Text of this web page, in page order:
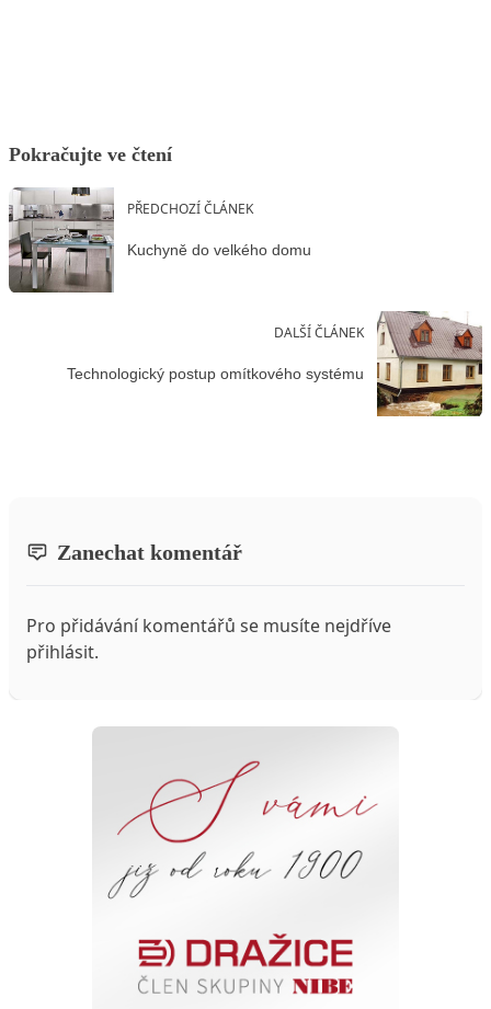
Pokračujte ve čtení
PŘEDCHOZÍ ČLÁNEK
Kuchyně do velkého domu
DALŠÍ ČLÁNEK
Technologický postup omítkového systému
Zanechat komentář
Pro přidávání komentářů se musíte nejdříve
přihlásit.